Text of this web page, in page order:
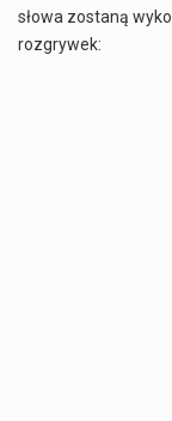
słowa zostaną
rozgrywek: